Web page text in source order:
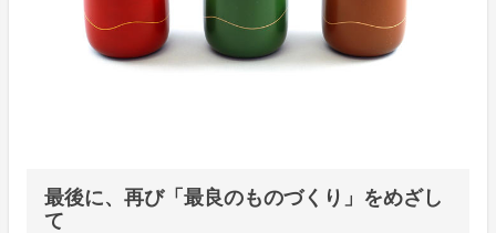
最後に、再び「最良のものづくり」をめざし
て